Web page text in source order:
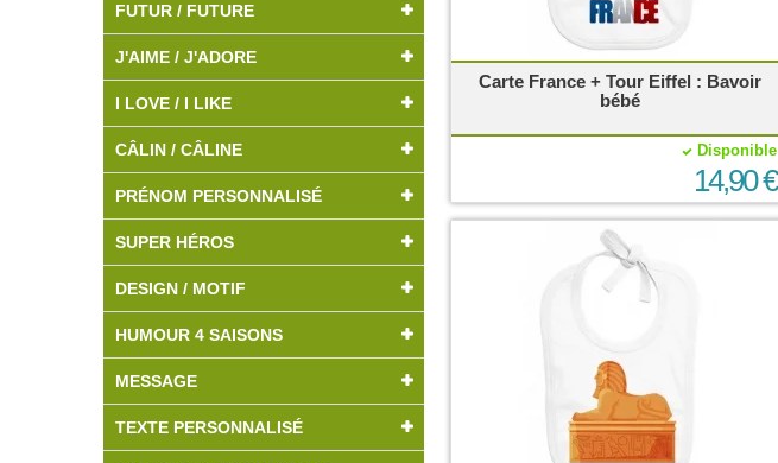
Carte France + Tour Eiffel : Bavoir
bébé
Disponible
14,90 €
FUTUR / FUTURE
J'AIME / J'ADORE
I LOVE / I LIKE
CÂLIN / CÂLINE
PRÉNOM PERSONNALISÉ
SUPER HÉROS
DESIGN / MOTIF
HUMOUR 4 SAISONS
MESSAGE
TEXTE PERSONNALISÉ